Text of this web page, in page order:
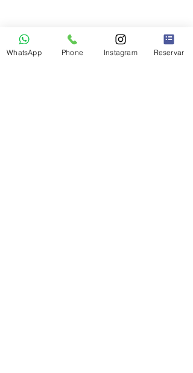
WhatsApp Phone Instagram Reservar